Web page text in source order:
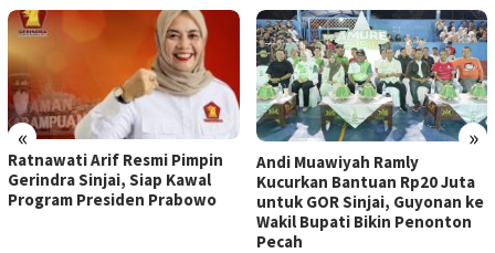
« »
Ratnawati Arif Resmi Pimpin
Gerindra Sinjai, Siap Kawal
Program Presiden Prabowo
Andi Muawiyah Ramly
Kucurkan Bantuan Rp20 Juta
untuk GOR Sinjai, Guyonan ke
Wakil Bupati Bikin Penonton
Pecah